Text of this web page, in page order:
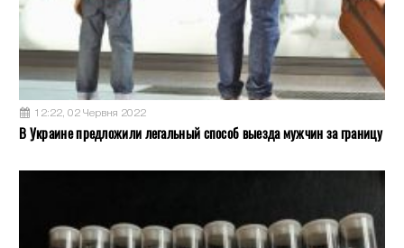
12:22, 02 Червня 2022
В Украине предложили легальный способ выезда мужчин за границу